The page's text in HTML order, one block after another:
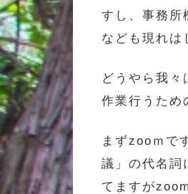
すし、事務所
なども現れは
どうやら我
作業行うため
まずzooｍで
議」の代名詞
てますが